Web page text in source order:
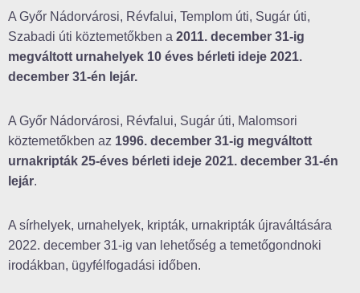
A Győr Nádorvárosi, Révfalui, Templom úti, Sugár úti,
Szabadi úti köztemetőkben a 2011. december 31-ig
megváltott urnahelyek 10 éves bérleti ideje 2021.
december 31-én lejár.
A Győr Nádorvárosi, Révfalui, Sugár úti, Malomsori
köztemetőkben az 1996. december 31-ig megváltott
urnakripták 25-éves bérleti ideje 2021. december 31-én
lejár.
A sírhelyek, urnahelyek, kripták, urnakripták újraváltására
2022. december 31-ig van lehetőség a temetőgondnoki
irodákban, ügyfélfogadási időben.